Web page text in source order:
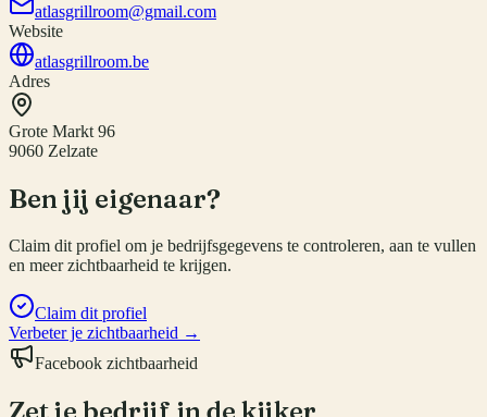
atlasgrillroom@gmail.com
Website
atlasgrillroom.be
Adres
Grote Markt 96
9060 Zelzate
Ben jij eigenaar?
Claim dit profiel om je bedrijfsgegevens te controleren, aan te vullen
en meer zichtbaarheid te krijgen.
Claim dit profiel
Verbeter je zichtbaarheid →
Facebook zichtbaarheid
Zet je bedrijf in de kijker